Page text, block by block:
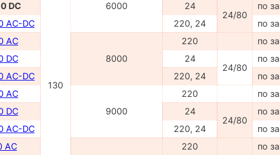
130
6000
DC
24
24/80
по
AC-DC
220, 24
по
AC
8000
220
по
DC
24
24/80
по
AC-DC
220, 24
по
AC
9000
220
по
DC
24
24/80
по
AC-DC
220, 24
по
AC
220 по